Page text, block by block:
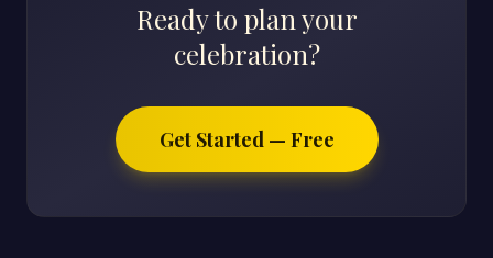
Ready to plan your
celebration?
Get Started — Free